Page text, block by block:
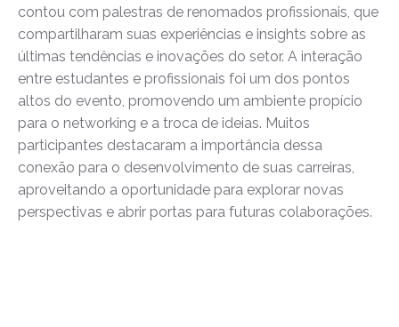
contou com palestras de renomados profissionais, que
compartilharam suas experiências e insights sobre as
últimas tendências e inovações do setor. A interação
entre estudantes e profissionais foi um dos pontos
altos do evento, promovendo um ambiente propício
para o networking e a troca de ideias. Muitos
participantes destacaram a importância dessa
conexão para o desenvolvimento de suas carreiras,
aproveitando a oportunidade para explorar novas
perspectivas e abrir portas para futuras colaborações.